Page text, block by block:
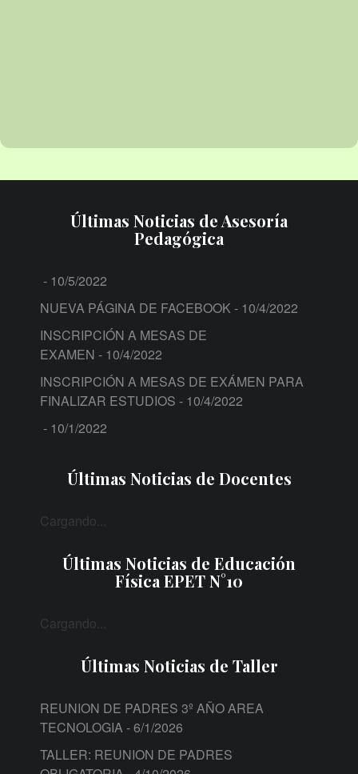
Últimas Noticias de Asesoría
Pedagógica
- 10/5/2022
NUEVA PÁGINA DE FACEBOOK - 10/4/2022
INSCRIPCIÓN A MESAS DE
EXAMEN - 10/4/2022
INSCRIPCIÓN A MESAS DE EXÁMEN PARA
FINALIZAR ESTUDIOS - 10/4/2022
- 10/1/2022
Últimas Noticias de Docentes
Cargando...
Últimas Noticias de Educación
Física EPET N°10
Cargando...
Últimas Noticias de Taller
REUNION DE PADRES 3º AÑO AREA
TECNOLOGIA- 6/1/2026
TALLER: REUNION DE PADRES